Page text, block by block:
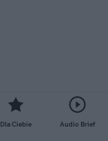
Dla Ciebie Audio Brief